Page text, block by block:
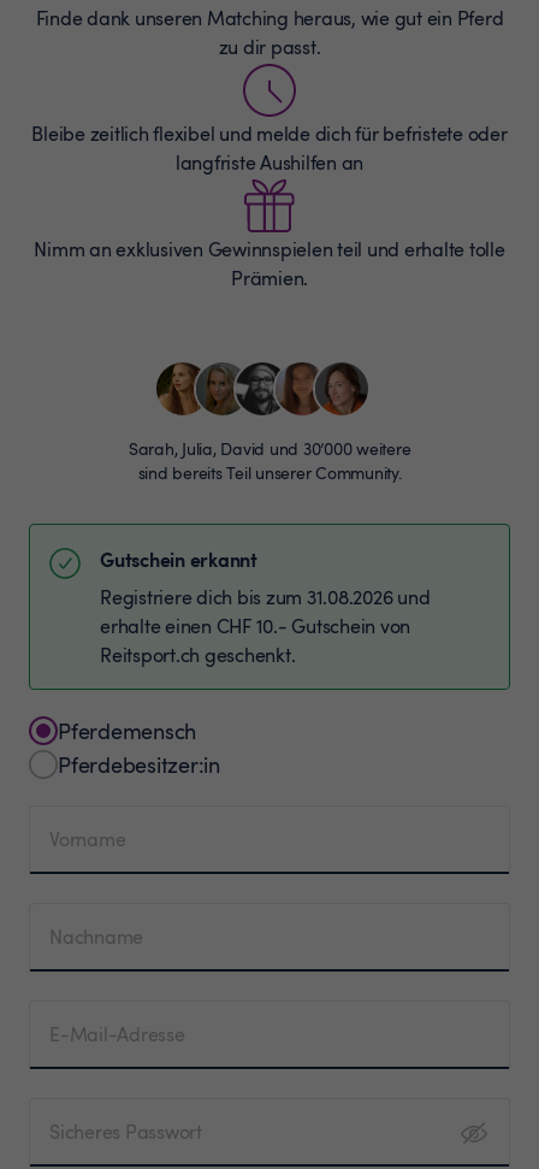
Finde dank unseren Matching heraus, wie gut ein Pferd
zu dir passt.
Bleibe zeitlich flexibel und melde dich für befristete oder
langfriste Aushilfen an
Nimm an exklusiven Gewinnspielen teil und erhalte tolle
Prämien.
Sarah, Julia, David und 30’000 weitere
sind bereits Teil unserer Community.
Gutschein erkannt
Registriere dich bis zum 31.08.2026 und
erhalte einen CHF 10.- Gutschein von
Reitsport.ch geschenkt.
Pferdemensch
Pferdebesitzer:in
Vorname
Nachname
E-Mail-Adresse
Sicheres Passwort